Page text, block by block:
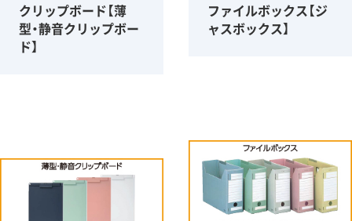
クリップボード【薄
型・静音クリップボー
ド】
ファイルボックス【ジ
ャスボックス】